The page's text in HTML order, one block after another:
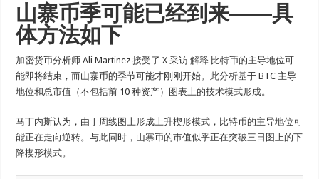
山寨币季可能已经到来——具
体方法如下
加密货币分析师 Ali Martinez 接受了 X 采访解释 比特币的主导地位可
能即将结束，而山寨币的季节可能才刚刚开始。此分析基于 BTC 主导
地位和总市值（不包括前 10 种资产）图表上的技术模式形成。
马丁内斯认为，由于周线图上形成上升楔形模式，比特币的主导地位可
能正在走向逆转。与此同时，山寨币的市值似乎正在突破三日图上的下
降楔形模式。